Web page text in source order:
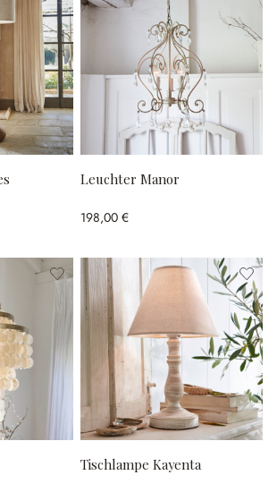
Leuchter Manor
198,00 €
Tischlampe Kayenta